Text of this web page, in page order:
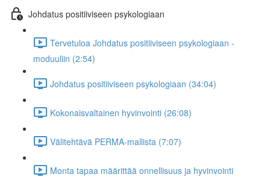
Johdatus positiiviseen psykologiaan
Tervetuloa Johdatus positiiviseen psykologiaan -
moduuliin (2:54)
Johdatus positiiviseen psykologiaan (34:04)
Kokonaisvaltainen hyvinvointi (26:08)
Välitehtävä PERMA-mallista (7:07)
Monta tapaa määrittää onnellisuus ja hyvinvointi